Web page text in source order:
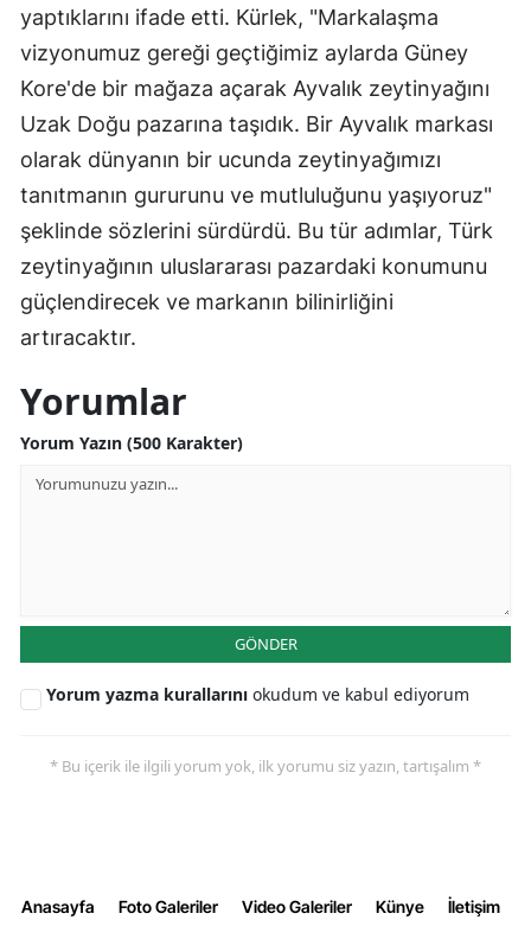
yaptıklarını ifade etti. Kürlek, "Markalaşma
vizyonumuz gereği geçtiğimiz aylarda Güney
Kore'de bir mağaza açarak Ayvalık zeytinyağını
Uzak Doğu pazarına taşıdık. Bir Ayvalık markası
olarak dünyanın bir ucunda zeytinyağımızı
tanıtmanın gururunu ve mutluluğunu yaşıyoruz"
şeklinde sözlerini sürdürdü. Bu tür adımlar, Türk
zeytinyağının uluslararası pazardaki konumunu
güçlendirecek ve markanın bilinirliğini
artıracaktır.
Yorumlar
Yorum Yazın (500 Karakter)
GÖNDER
Yorum yazma kurallarını okudum ve kabul ediyorum
* Bu içerik ile ilgili yorum yok, ilk yorumu siz yazın, tartışalım *
Anasayfa Foto Galeriler Video Galeriler Künye İletişim